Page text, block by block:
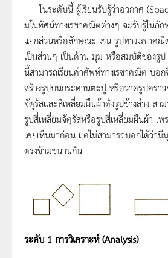
ในระดับนี้ ผู้เรียนรับรู้ว่าอวกาศ
มโนทัศน์ทางเรขาคณิตต่างๆ จะรับรู้ในลั
แยกส่วนหรือลักษณะ เช่น รูปทางเรขาค
เป็นส่วนๆ เป็นด้าน มุม หรือสมบัติของรู
นี้สามารถเรียนคำศัพท์ทางเรขาคณิต บอ
สร้างรูปบนกระดานตะปู หรือวาดรูปคร่า
จัตุรัสและสี่เหลี่ยมผืนผ้าดังรูปข้างล่าง สา
รูปสี่เหลี่ยมจัตุรัสหรือรูปสี่เหลี่ยมผืนผ้า เ
เคยเห็นมาก่อน แต่ไม่สามารถบอกได้ว่า
ตรงข้ามขนานกัน
ระดับ 1 การวิเคราะห์(Analysis)